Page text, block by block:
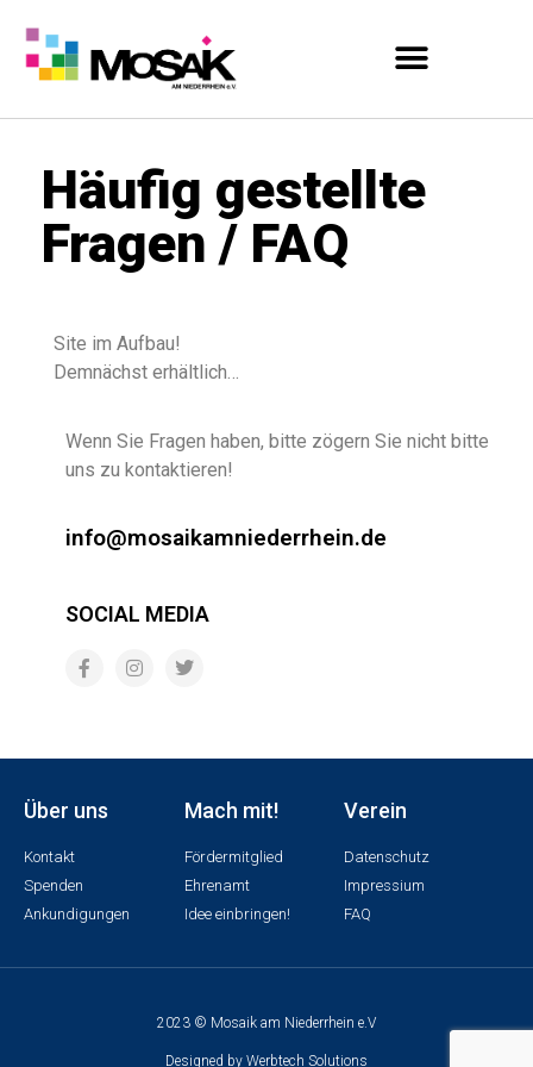
Häufig gestellte
Fragen / FAQ
Site im Aufbau!
Demnächst erhältlich…
Wenn Sie Fragen haben, bitte zögern Sie nicht bitte
uns zu kontaktieren!
info@mosaikamniederrhein.de
SOCIAL MEDIA
Über uns
Kontakt
Spenden
Ankundigungen
Mach mit!
Fördermitglied
Ehrenamt
Idee einbringen!
Verein
Datenschutz
Impressium
FAQ
2023 © Mosaik am Niederrhein e.V
Designed by Werbtech Solutions